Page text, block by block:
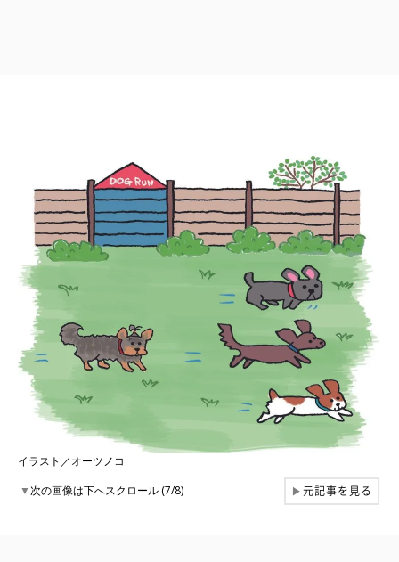
イラスト／オーツノコ
▼次の画像は下へスクロール (7/8) ▶元記事を見る